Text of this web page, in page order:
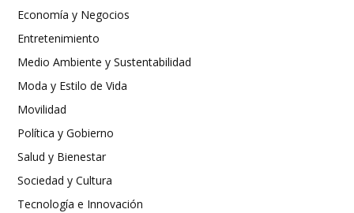
Economía y Negocios
Entretenimiento
Medio Ambiente y Sustentabilidad
Moda y Estilo de Vida
Movilidad
Política y Gobierno
Salud y Bienestar
Sociedad y Cultura
Tecnología e Innovación